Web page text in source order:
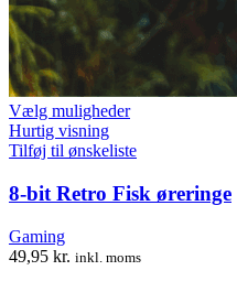
Vælg mulighederDette
har
varianter.
Mulighederne
på
Hurtig visning
Tilføj til ønskeliste
8-bit Retro Fisk øreringe
Gaming
49,95 kr. inkl. moms